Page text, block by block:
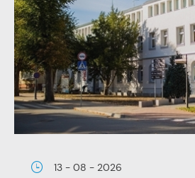
13 - 08 - 2026